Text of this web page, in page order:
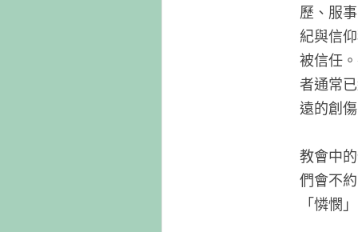
歷、服
紀與信
被信任
者通常
遠的創
教會中
們會不
「憐憫